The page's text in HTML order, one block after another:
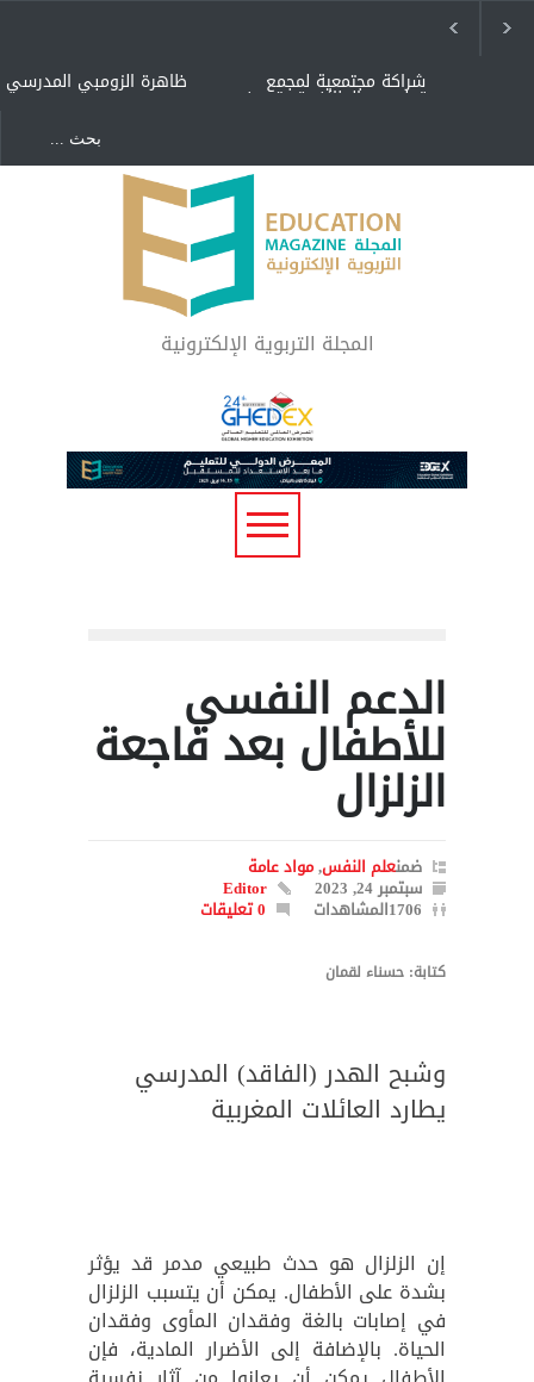
ظاهرة الزومبي المدرسي شراكة مجتمعية لمجمع
تعليمي بالطائف تستهدف
"كنت أنضرب ومافيني إلا
العافية" هل هذا مبرر
لاستمرار أسلوب التربية
المتوارث؟
لماذا تعد برامج توعية الأطفال
بخصوصية الجسد وقاية لا
فضول؟
المجلة التربوية الإلكترونية
الدعم النفسي
للأطفال بعد فاجعة
الزلزال
ضمنعلم النفس,مواد عامة
سبتمبر 24, 2023 Editor
1706المشاهدات 0 تعليقات
كتابة: حسناء لقمان
وشبح الهدر (الفاقد) المدرسي
يطارد العائلات المغربية
إن الزلزال هو حدث طبيعي مدمر قد يؤثر
بشدة على الأطفال. يمكن أن يتسبب الزلزال
في إصابات بالغة وفقدان المأوى وفقدان
الحياة. بالإضافة إلى الأضرار المادية، فإن